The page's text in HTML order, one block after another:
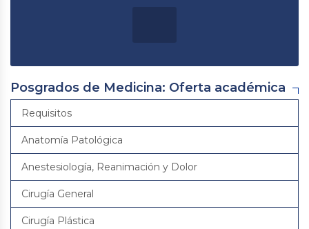
Posgrados de Medicina: Oferta académica
Requisitos
Anatomía Patológica
Anestesiología, Reanimación y Dolor
Cirugía General
Cirugía Plástica